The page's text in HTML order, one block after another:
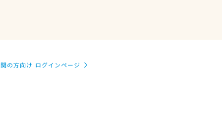
の方向け ログインページ